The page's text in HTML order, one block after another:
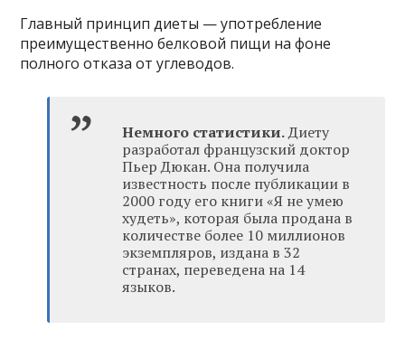
Главный принцип диеты — употребление
преимущественно белковой пищи на фоне
полного отказа от углеводов.
Немного статистики.Диету
разработал французский доктор
Пьер Дюкан. Она получила
известность после публикации в
2000 году его книги «Я не умею
худеть», которая была продана в
количестве более 10 миллионов
экземпляров, издана в 32
странах, переведена на 14
языков.